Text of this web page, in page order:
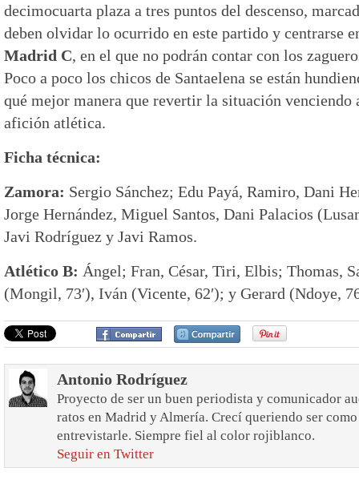
decimocuarta plaza a tres puntos del descenso,
deben olvidar lo ocurrido en este partido y centrarse
Madrid C, en el que no podrán contar con los
Poco a poco los chicos de Santaelena se están
qué mejor manera que revertir la situación
afición atlética.
Ficha técnica:
Zamora: Sergio Sánchez; Edu Payá, Ramiro, Dani
Jorge Hernández, Miguel Santos, Dani Palacios
Javi Rodríguez y Javi Ramos.
Atlético B: Ángel; Fran, César, Tiri, Elbis; Thomas,
(Mongil, 73′), Iván (Vicente, 62′); y Gerard (Ndoye,
Antonio Rodríguez
Proyecto de ser un buen periodista y comunicador
ratos en Madrid y Almería. Crecí queriendo ser
entrevistarle. Siempre fiel al color rojiblanco.
Seguir en Twitter